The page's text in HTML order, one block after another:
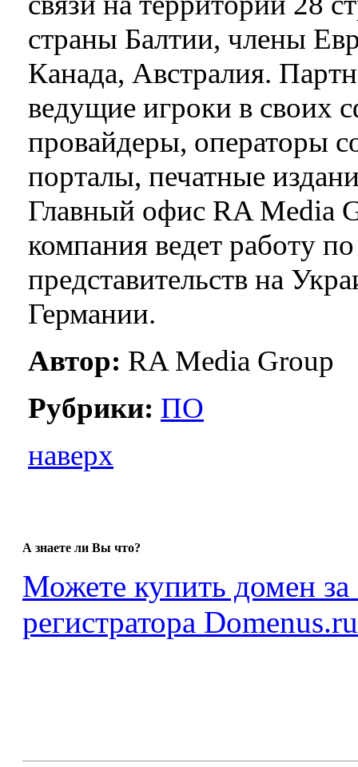
страны Балтии, члены
Канада, Австралия.
ведущие игроки в своих
провайдеры, операторы
порталы, печатные
Главный офис RA Media
компания ведет работу
представительств на
Германии.
Автор: RA Media Group
Рубрики: ПО
наверх
А знаете ли Вы что?
Можете купить домен за
регистратора